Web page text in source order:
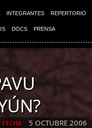
INTEGRANTES REPERTORIO
DOCS PRENSA
FECHA 5 OCTUBRE 2006